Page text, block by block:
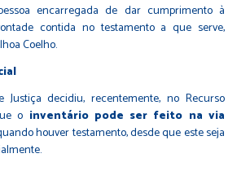
encarregada de dar cumprimento à
contida no testamento a que serve,
Coelho.
decidiu, recentemente, no Recurso
o inventário pode ser feito na via
houver testamento, desde que este seja